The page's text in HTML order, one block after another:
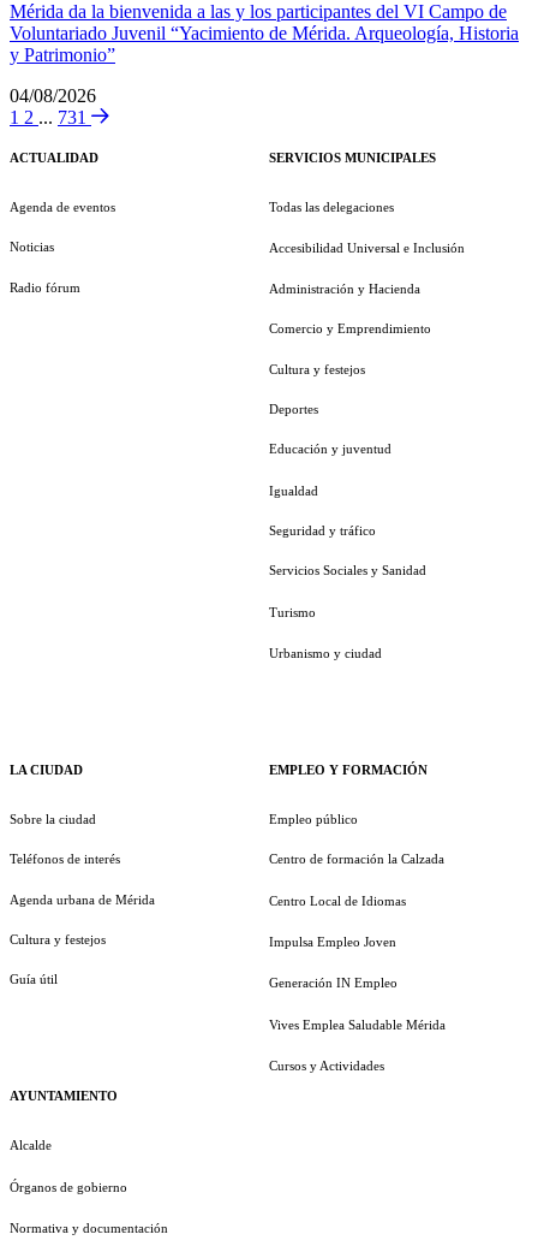
Mérida da la bienvenida a las y los participantes del VI Campo de
Voluntariado Juvenil “Yacimiento de Mérida. Arqueología, Historia
y Patrimonio”
04/08/2026
1 2 ... 731
ACTUALIDAD
Agenda de eventos
Noticias
Radio fórum
LA CIUDAD
Sobre la ciudad
Teléfonos de interés
Agenda urbana de Mérida
Cultura y festejos
Guía útil
AYUNTAMIENTO
Alcalde
Órganos de gobierno
Normativa y documentación
SERVICIOS MUNICIPALES
Todas las delegaciones
Accesibilidad Universal e Inclusión
Administración y Hacienda
Comercio y Emprendimiento
Cultura y festejos
Deportes
Educación y juventud
Igualdad
Seguridad y tráfico
Servicios Sociales y Sanidad
Turismo
Urbanismo y ciudad
EMPLEO Y FORMACIÓN
Empleo público
Centro de formación la Calzada
Centro Local de Idiomas
Impulsa Empleo Joven
Generación IN Empleo
Vives Emplea Saludable Mérida
Cursos y Actividades